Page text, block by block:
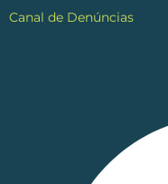
Canal de Denúncias